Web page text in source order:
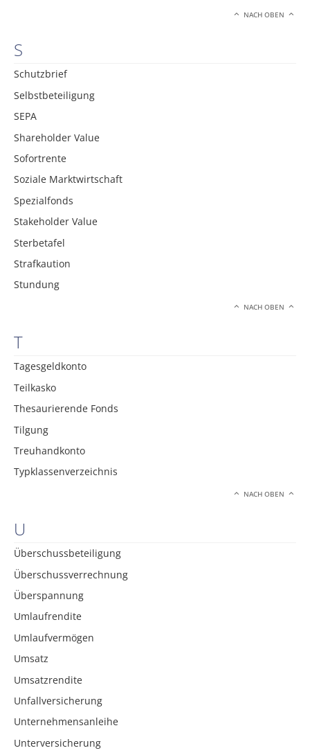
NACH OBEN
S
Schutzbrief
Selbstbeteiligung
SEPA
Shareholder Value
Sofortrente
Soziale Marktwirtschaft
Spezialfonds
Stakeholder Value
Sterbetafel
Strafkaution
Stundung
NACH OBEN
T
Tagesgeldkonto
Teilkasko
Thesaurierende Fonds
Tilgung
Treuhandkonto
Typklassenverzeichnis
NACH OBEN
U
Überschussbeteiligung
Überschussverrechnung
Überspannung
Umlaufrendite
Umlaufvermögen
Umsatz
Umsatzrendite
Unfallversicherung
Unternehmensanleihe
Unterversicherung